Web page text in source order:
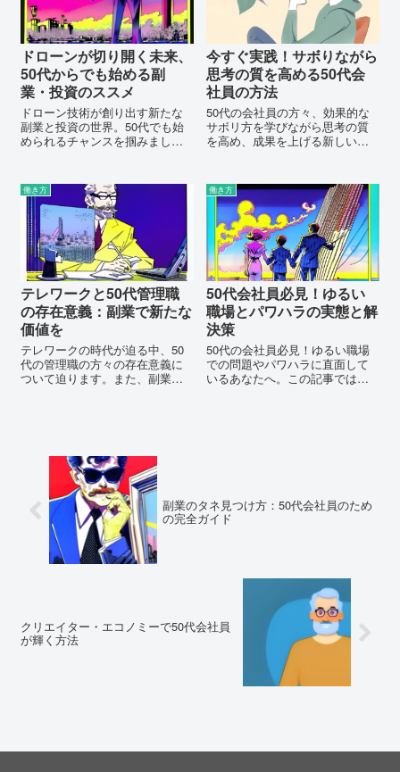
ドローンが切り開く未来、
50代からでも始める副
業・投資のススメ
ドローン技術が創り出す新たな
副業と投資の世界。50代でも始
められるチャンスを掴みましょ
ん。
今すぐ実践！サボりながら
思考の質を高める50代会
社員の方法
50代の会社員の方々、効果的な
サボリ方を学びながら思考の質
を高め、成果を上げる新しい方
の意見収集を通じて、製品開発
とマーケティング戦略を最適化
する方法を提供します。今すぐ
実践し、新しいチャレンジに臨
みましょう！
働き方
テレワークと50代管理職
の存在意義：副業で新たな
価値を
テレワークの時代が迫る中、50
代の管理職の方々の存在意義に
ついて迫ります。また、副業と
働き方
50代会社員必見！ゆるい
職場とパワハラの実態と解
決策
50代の会社員必見！ゆるい職場
での問題やパワハラに直面して
いるあなたへ。この記事では、
副業のタネ見つけ方：50代会社員のため
の完全ガイド
クリエイター・エコノミーで50代会社員
が輝く方法